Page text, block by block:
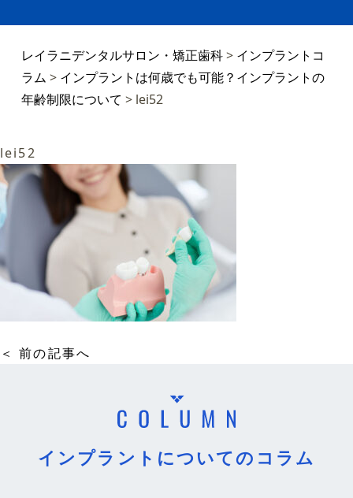
レイラニデンタルサロン・矯正歯科> インプラントコ
ラム > インプラントは何歳でも可能？インプラントの
年齢制限について > lei52
lei52
＜ 前の記事へ
インプラントについてのコラム